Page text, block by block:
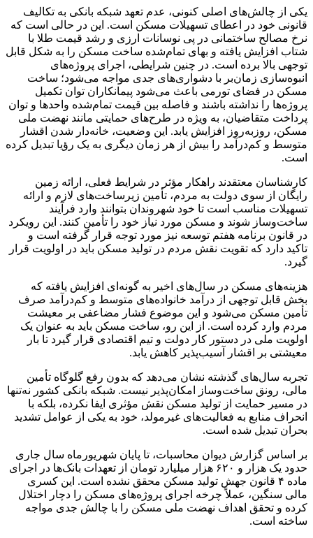
یکی از چالش‌های اصلی کنونی، عدم تعهد شبکه بانکی به تکالیف
قانونی خود در اعطای تسهیلات مسکن است. این در حالی است که
نرخ مصالح ساختمانی در پی نوسانات ارزی و رشد قیمت طلا با
شتاب افزایش یافته و بهای تمام‌شده ساخت مسکن را به شکل قابل
توجهی بالا برده است. در چنین شرایطی، اجرای پروژه‌های
انبوه‌سازی زمان‌بر با دشواری‌های جدی مواجه می‌شود؛ ساخت
مسکن در فضای تورمی باعث می‌شود پیمانکاران توان تکمیل
پروژه‌ها را نداشته باشند و فاصله بین قیمت تمام‌شده واحدها و توان
پرداخت متقاضیان، به ویژه در طرح‌های حمایتی مانند نهضت ملی
مسکن، روزبه‌روز افزایش یابد. این وضعیت، خانه‌دار شدن اقشار
متوسط و کم‌درآمد را بیش از هر زمان دیگری به یک رؤیا تبدیل کرده
است.
کارشناسان معتقدند راهکار مؤثر در شرایط فعلی، ارائه زمین
رایگان از سوی دولت به مردم، تأمین زیرساخت‌های لازم و ارائه
تسهیلات مناسب است تا خود شهروندان بتوانند وارد فرآیند
ساخت‌وساز شوند و مسکن مورد نیاز خود را تأمین کنند. این رویکرد
در قانون برنامه هفتم توسعه نیز مورد توجه قرار گرفته است و
تاکید دارد که تقویت نقش مردم در تولید مسکن باید در اولویت قرار
گیرد.
هزینه‌های مسکن در سال‌های اخیر به گونه‌ای افزایش یافته که
بخش قابل توجهی از درآمد خانواده‌های متوسط و کم‌درآمد صرف
تأمین مسکن می‌شود و این موضوع فشار مضاعفی بر معیشت
مردم وارد کرده است. از این رو، ساخت مسکن باید به عنوان یک
اولویت ملی در دستور کار دولت و تیم اقتصادی قرار گیرد تا بار
معیشتی بر اقشار آسیب‌پذیر کاهش یابد.
تجربه سال‌های گذشته نشان می‌دهد که بدون رفع گلوگاه تأمین
مالی، رونق ساخت‌وساز امکان‌پذیر نیست. شبکه بانکی کشور نه‌تنها
در مسیر حمایت از تولید مسکن نقش مؤثری ایفا نکرده، بلکه با
انحراف منابع به فعالیت‌های غیرمولد، خود به یکی از عوامل تشدید
بحران تبدیل شده است.
بر اساس گزارش دیوان محاسبات، تا پایان شهریورماه سال جاری
حدود یک هزار و ۶۲۰ هزار میلیارد تومان از تعهدات بانک‌ها در اجرای
ماده ۴ قانون جهش تولید مسکن محقق نشده است. این کسری
مالی سنگین، عملاً چرخه اجرای پروژه‌های مسکن را دچار اختلال
کرده و تحقق اهداف نهضت ملی مسکن را با چالش جدی مواجه
ساخته است.